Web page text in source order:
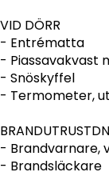
VID DÖRR
- Entrématta
- Piassavakvast
- Snöskyffel
- Termometer,
- Brandvarnare,
- Brandsläckare